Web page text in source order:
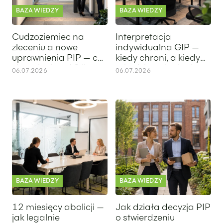
BAZA WIEDZY
Cudzoziemiec na
zleceniu a nowe
uprawnienia PIP — co
się zmienia od 8 lipca
06.07.2026
BAZA WIEDZY
Interpretacja
indywidualna GIP —
kiedy chroni, a kiedy
szkodzi w relacjach
06.07.2026
12 miesięcy abolicji — jak legalnie uporządkować umowy
BAZA WIEDZY
12 miesięcy abolicji —
jak legalnie
Jak działa decyzja PIP o
BAZA WIEDZY
Jak działa decyzja PIP
o stwierdzeniu